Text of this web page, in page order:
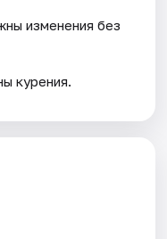
изменения без
курения.